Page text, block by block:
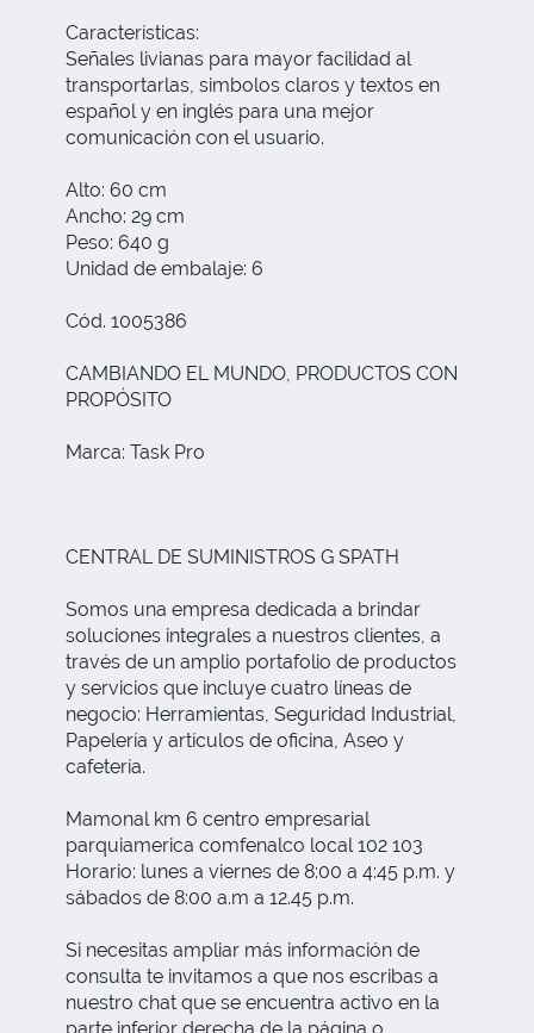
Características:
Señales livianas para mayor facilidad al
transportarlas, simbolos claros y textos en
español y en inglés para una mejor
comunicación con el usuario.
Alto: 60 cm
Ancho: 29 cm
Peso: 640 g
Unidad de embalaje: 6
Cód. 1005386
CAMBIANDO EL MUNDO, PRODUCTOS CON
PROPÓSITO
Marca: Task Pro
CENTRAL DE SUMINISTROS G SPATH
Somos una empresa dedicada a brindar
soluciones integrales a nuestros clientes, a
través de un amplio portafolio de productos
y servicios que incluye cuatro líneas de
negocio: Herramientas, Seguridad Industrial,
Papelería y artículos de oficina, Aseo y
cafetería.
Mamonal km 6 centro empresarial
parquiamerica comfenalco local 102 103
Horario: lunes a viernes de 8:00 a 4:45 p.m. y
sábados de 8:00 a.m a 12.45 p.m.
Si necesitas ampliar más información de
consulta te invitamos a que nos escribas a
nuestro chat que se encuentra activo en la